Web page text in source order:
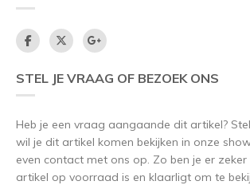
STEL JE VRAAG OF BEZOEK ONS
Heb je een vraag aangaande dit artikel?
wil je dit artikel komen bekijken in onze
even contact met ons op. Zo ben je er
artikel op voorraad is en klaarligt om te